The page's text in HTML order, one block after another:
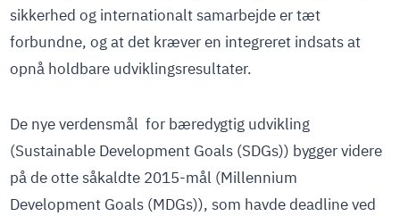
sikkerhed og internationalt samarbejde er tæt
forbundne, og at det kræver en integreret indsats at
opnå holdbare udviklingsresultater.
De nye verdensmål for bæredygtig udvikling
(Sustainable Development Goals (SDGs)) bygger videre
på de otte såkaldte 2015-mål (Millennium
Development Goals (MDGs)), som havde deadline ved